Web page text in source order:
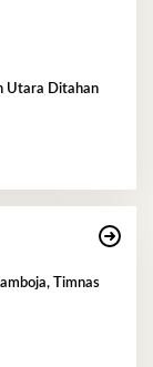
Utara Ditahan
Timnas